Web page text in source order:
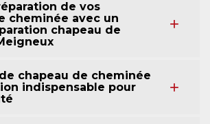
de vos
cheminée avec un
chapeau de
chapeau de cheminée
indispensable pour